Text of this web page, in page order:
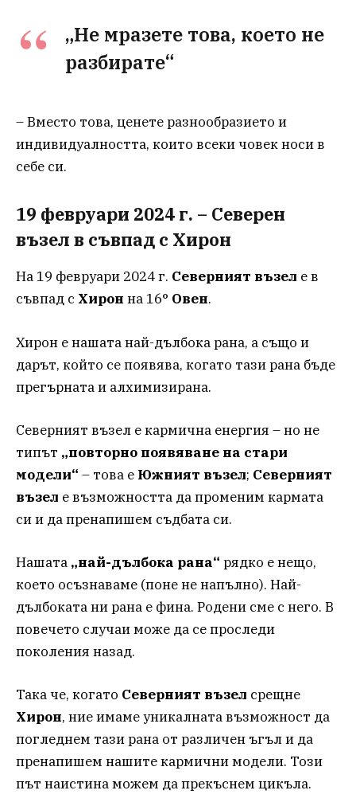
„Не мразете това, което не
разбирате“
– Вместо това, ценете разнообразието и
индивидуалността, които всеки човек носи в
себе си.
19 февруари 2024 г. – Северен
възел в съвпад с Хирон
На 19 февруари 2024 г. Северният възел е в
съвпад с Хирон на 16° Овен.
Хирон е нашата най-дълбока рана, а също и
дарът, който се появява, когато тази рана бъде
прегърната и алхимизирана.
Северният възел е кармична енергия – но не
типът „повторно появяване на стари
модели“ – това е Южният възел; Северният
възел е възможността да променим кармата
си и да пренапишем съдбата си.
Нашата „най-дълбока рана“ рядко е нещо,
което осъзнаваме (поне не напълно). Най-
дълбоката ни рана е фина. Родени сме с него. В
повечето случаи може да се проследи
поколения назад.
Така че, когато Северният възел срещне
Хирон, ние имаме уникалната възможност да
погледнем тази рана от различен ъгъл и да
пренапишем нашите кармични модели. Този
път наистина можем да прекъснем цикъла.